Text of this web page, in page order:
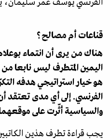
قناعات أم مصالح؟
هناك من يرى أن انتماء
اليمين المتطرف ليس نابعا
هو خيار استراتيجي هدفه
الفرنسي. إلى أي مدى تعتقد أن
والسياسية أثّرت على
يجب قراءة تطرف هذين